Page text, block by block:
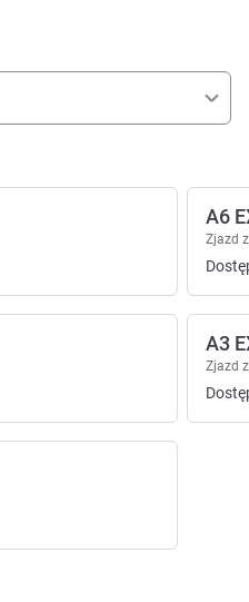
A6
Zjazd
A3
Zjazd